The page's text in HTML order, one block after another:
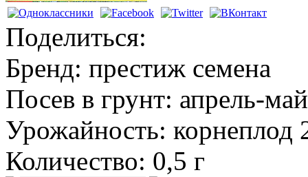
Поделиться:
Бренд: престиж семена
Посев в грунт: апрель-май
Урожайность: корнеплод
Количество: 0,5 г